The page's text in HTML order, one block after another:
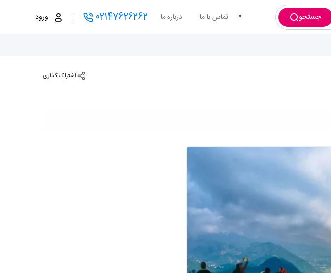
جستجو تماس با ما درباره ما 02147626262 ورود
اشتراک گذاری